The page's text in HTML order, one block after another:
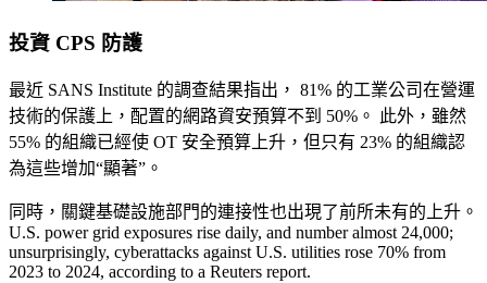
投資 CPS 防護
最近 SANS Institute 的調查結果指出， 81% 的工業公司在營運
技術的保護上，配置的網路資安預算不到 50%。 此外，雖然
55% 的組織已經使 OT 安全預算上升，但只有 23% 的組織認
為這些增加“顯著”。
同時，關鍵基礎設施部門的連接性也出現了前所未有的上升。
U.S. power grid exposures rise daily, and number almost 24,000;
unsurprisingly, cyberattacks against U.S. utilities rose 70% from
2023 to 2024, according to a Reuters report.